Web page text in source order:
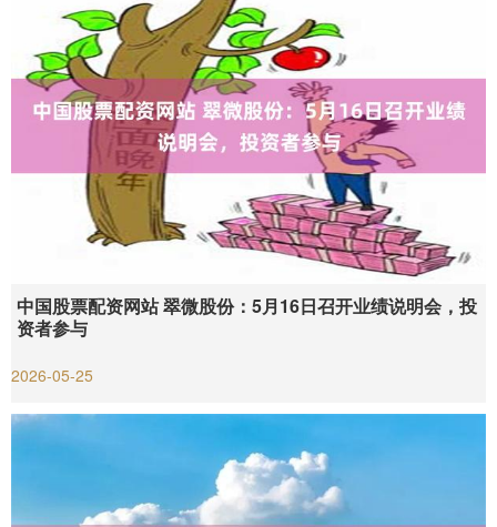
中国股票配资网站 翠微股份：5月16日召开业绩说明会，投
资者参与
2026-05-25